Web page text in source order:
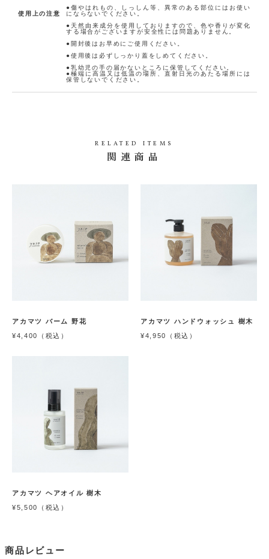
使用上の注意
●傷やはれもの、しっしん等、異常のある部位にはお使い
にならないでください。
●天然由来成分を使用しておりますので、色や香りが変化
する場合がございますが安全性には問題ありません。
●開封後はお早めにご使用ください。
●使用後は必ずしっかり蓋をしめてください。
●乳幼児の手の届かないところに保管してください。
●極端に高温又は低温の場所、直射日光のあたる場所には
保管しないでください。
RELATED ITEMS
関連商品
アカマツ バーム 野花
¥4,400（税込）
アカマツ ハンドウォッシュ 樹木
¥4,950（税込）
アカマツ ヘアオイル 樹木
¥5,500（税込）
商品レビュー